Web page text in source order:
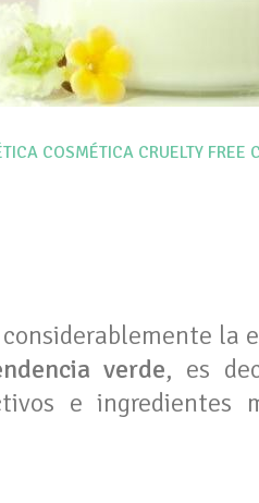
COSMÉTICA CRUELTY FREE
la
verde, es
e ingredientes